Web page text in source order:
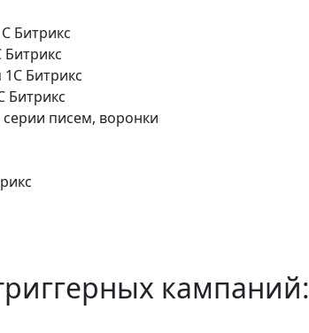
Битрикс
Битрикс
Битрикс
писем, воронки
кампаний: